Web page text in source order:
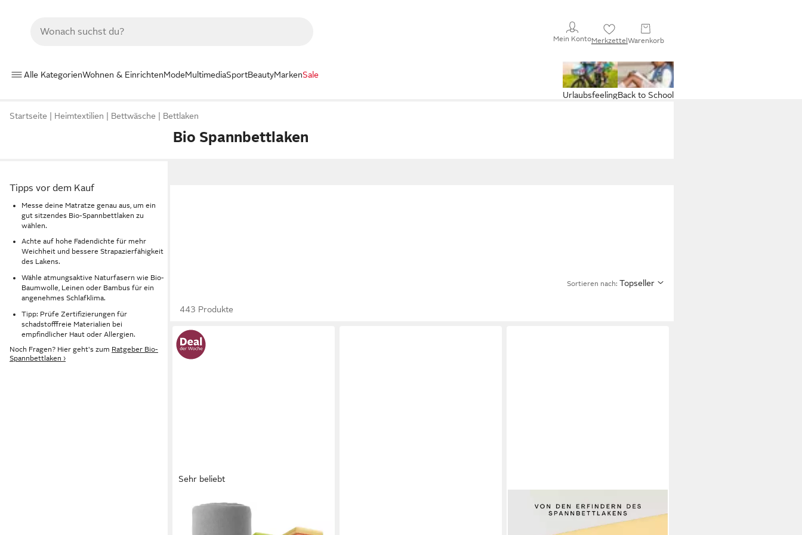
Mein KontoMerkzettelWarenkorb
Alle KategorienWohnen & EinrichtenModeMultimediaSportBeautyMarkenSale
Back to School
Urlaubsfeeling
Startseite Heimtextilien Bettwäsche Bettlaken
Bio Spannbettlaken
Tipps vor dem Kauf
Messe deine Matratze genau aus, um ein
gut sitzendes Bio-Spannbettlaken zu
wählen.
Achte auf hohe Fadendichte für mehr
Weichheit und bessere Strapazierfähigkeit
des Lakens.
Wähle atmungsaktive Naturfasern wie Bio-
Baumwolle, Leinen oder Bambus für ein
angenehmes Schlafklima.
Tipp: Prüfe Zertifizierungen für
schadstofffreie Materialien bei
empfindlicher Haut oder Allergien.
Noch Fragen? Hier geht's zum Ratgeber Bio-
Spannbettlaken ›
Sortieren nach: Topseller
443 Produkte
Sehr beliebt
OTTO HOME
Spannbettlaken PHYSALIS in BASIC
und PREMIUM Qualität, 100%
SCHLAFGUT
Spannbettlaken PURE Bio-Baumwolle
mit Elasthan, 170 g/m², Bettlaken,